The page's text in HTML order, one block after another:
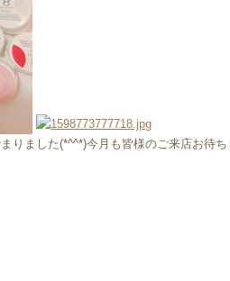
りました(*^^*)今月も皆様のご来店お待ち